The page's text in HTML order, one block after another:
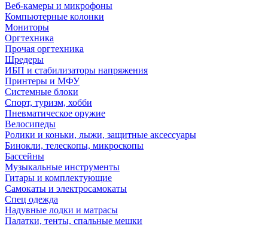
Веб-камеры и микрофоны
Компьютерные колонки
Мониторы
Оргтехника
Прочая оргтехника
Шредеры
ИБП и стабилизаторы напряжения
Принтеры и МФУ
Системные блоки
Спорт, туризм, хобби
Пневматическое оружие
Велосипеды
Ролики и коньки, лыжи, защитные аксессуары
Бинокли, телескопы, микроскопы
Бассейны
Музыкальные инструменты
Гитары и комплектующие
Самокаты и электросамокаты
Спец одежда
Надувные лодки и матрасы
Палатки, тенты, спальные мешки